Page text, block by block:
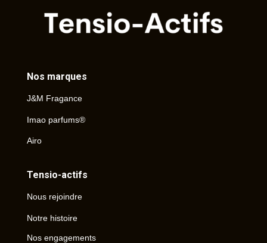
Nos marques
J&M Fragance
Imao parfums®
Airo
Tensio-actifs
Nous rejoindre
Notre histoire
Nos engagements